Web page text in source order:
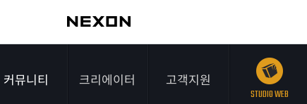
커뮤니티 크리에이터 고객지원
STUDIO WEB